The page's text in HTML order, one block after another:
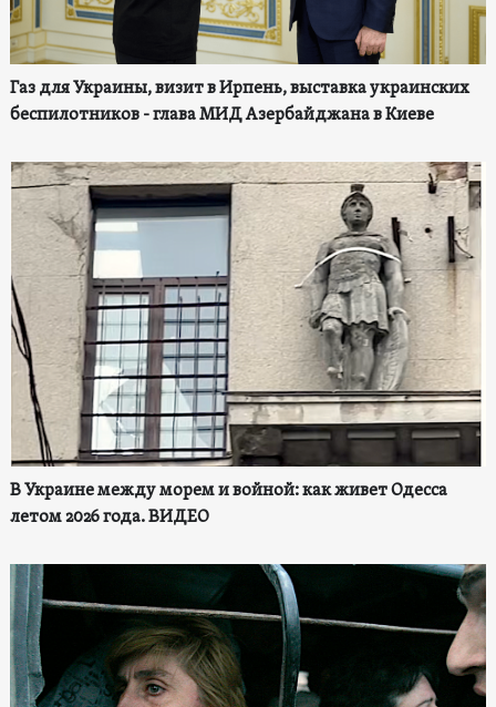
Газ для Украины, визит в Ирпень, выставка украинских
беспилотников - глава МИД Азербайджана в Киеве
В Украине между морем и войной: как живет Одесса
летом 2026 года. ВИДЕО